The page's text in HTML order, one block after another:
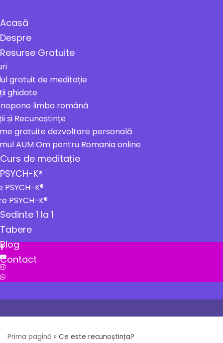
Acasă
Despre
Resurse Gratuite
gratuit de meditație
ghidate
limba română
și Recunoștințe
gratuite dezvoltare personală
AUM Om pentru Romania online
Curs de meditație
PSYCH-K®
PSYCH-K®
PSYCH-K®
Sedinte 1 la 1
Tabere
Blog
Contact
conținut
Prima pagină » Ce este recunoștința?